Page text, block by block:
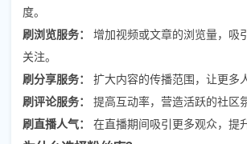
度。
刷浏览服务：
增加视频或文章的浏览量，吸
关注。
刷分享服务：
扩大内容的传播范围，让更多
刷评论服务：
提高互动率，营造活跃的社区
刷直播人气：
在直播期间吸引更多观众，提